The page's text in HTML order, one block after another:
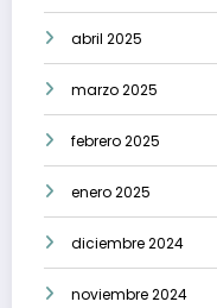
abril 2025
marzo 2025
febrero 2025
enero 2025
diciembre 2024
noviembre 2024